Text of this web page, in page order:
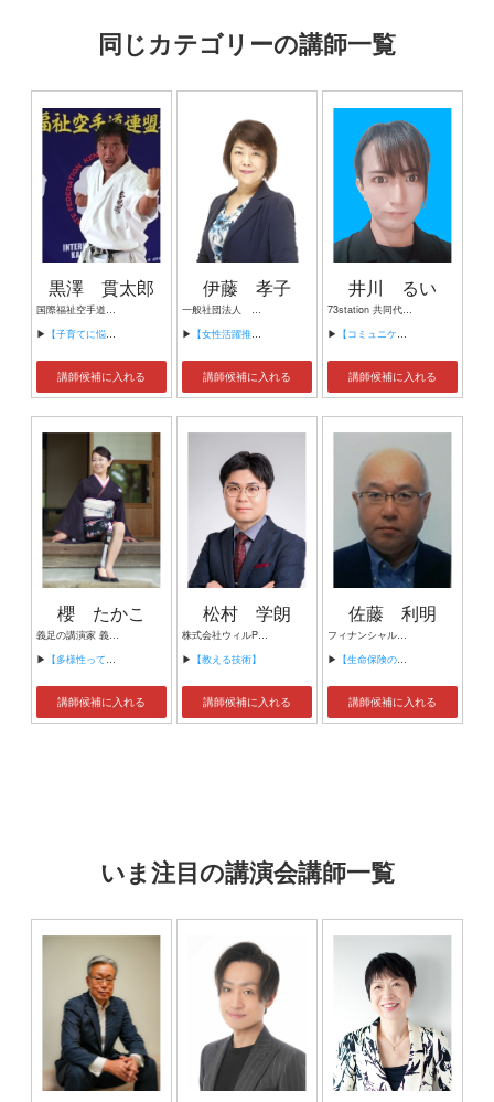
同じカテゴリーの講師一覧
黒澤 貫太郎
国際福祉空手道連盟 拳成館 館長 実戦武道空手師範 七段
▶ 【子育てに悩むママさん達へ～空手の先生から武道教育のすすめ～】
講師候補に入れる
伊藤 孝子
一般社団法人 心を育むここはぐラボ 代表理事
▶ 【女性活躍推進】
講師候補に入れる
井川 るい
73station 共同代表 介護福祉士 LGBT介護アドバイザー
▶ 【コミュニケーションについて】
講師候補に入れる
櫻 たかこ
義足の講演家 義足の防災士
▶ 【多様性ってなに？いま、私たちにできること。】
講師候補に入れる
松村 学朗
株式会社ウィルPMインターナショナル 統括責任者 行動科学マネジメント®シニアコンサルタント BBSシニアコンサルタント
▶ 【教える技術】
講師候補に入れる
佐藤 利明
フィナンシャルプランナー 産業カウンセラー
▶ 【生命保険の賢い利用法】
講師候補に入れる
いま注目の講演会講師一覧